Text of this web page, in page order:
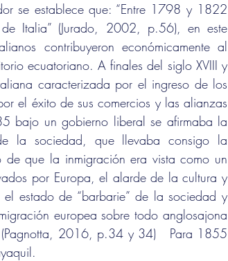
se establece que: “Entre 1798 y 1822
Italia” (Jurado, 2002, p.56), en este
contribuyeron económicamente al
ecuatoriano. A finales del siglo XVIII y
caracterizada por el ingreso de los
el éxito de sus comercios y las alianzas
bajo un gobierno liberal se afirmaba la
la sociedad, que llevaba consigo la
que la inmigración era vista como un
por Europa, el alarde de la cultura y
estado de “barbarie” de la sociedad y
europea sobre todo anglosajona
2016, p.34 y 34)   Para 1855